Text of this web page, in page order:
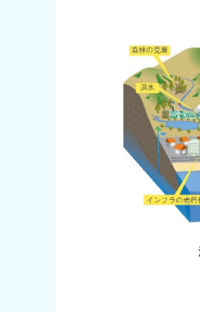
流域における健全な